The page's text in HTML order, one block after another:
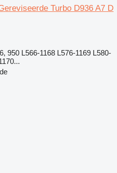
Turbo D936 A7 D
950 L566-1168 L576-1169 L580-